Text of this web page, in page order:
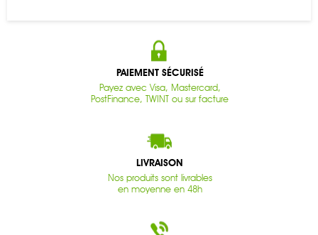
PAIEMENT SÉCURISÉ
Payez avec Visa, Mastercard,
PostFinance, TWINT ou sur facture
LIVRAISON
Nos produits sont livrables
en moyenne en 48h